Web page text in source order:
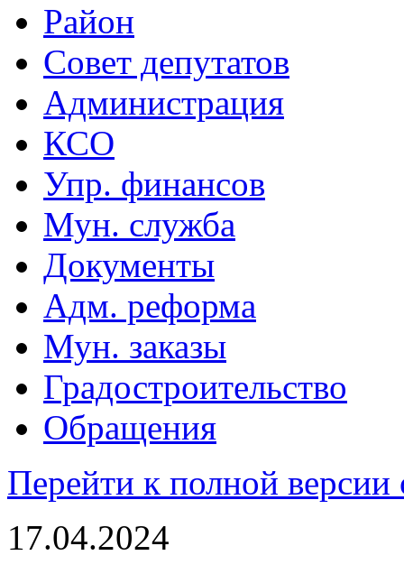
Район
Совет депутатов
Администрация
КСО
Упр. финансов
Мун. служба
Документы
Адм. реформа
Мун. заказы
Градостроительство
Обращения
Перейти к полной версии
17.04.2024